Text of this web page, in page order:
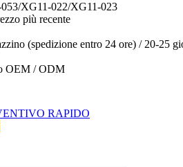
XG11-022/XG11-023
più recente
(spedizione entro 24 ore) / 20-25
OEM / ODM
RAPIDO